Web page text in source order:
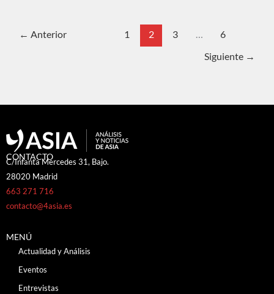
← Anterior 1 2 3 … 6
Siguiente →
CONTACTO
C/Infanta Mercedes 31, Bajo.
28020 Madrid
663 271 716
contacto@4asia.es
MENÚ
Actualidad y Análisis
Eventos
Entrevistas